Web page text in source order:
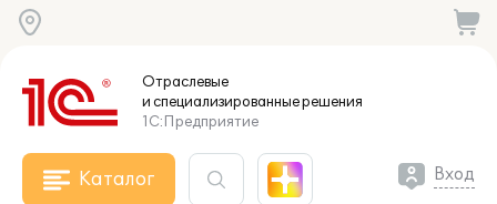
Отраслевые
и специализированныерешения
1С:Предприятие
Каталог Вход